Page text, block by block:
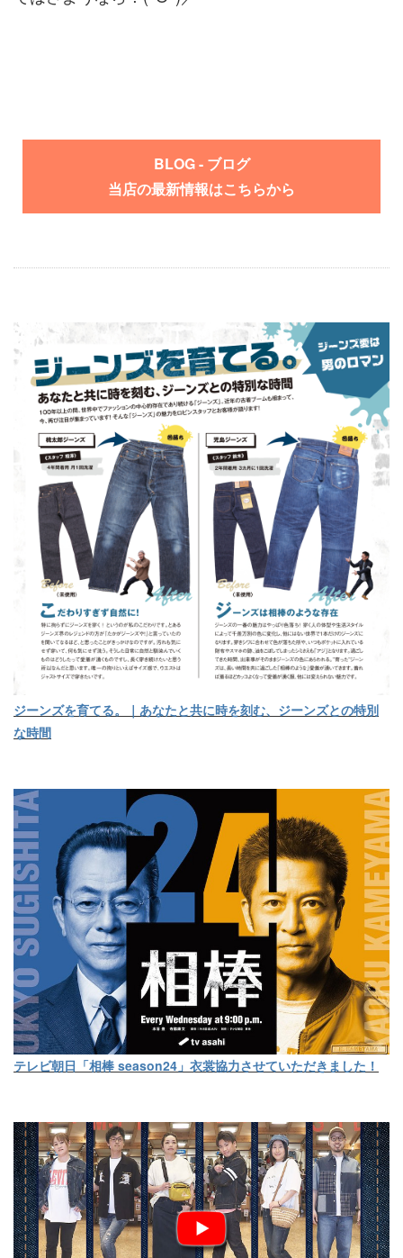
BLOG - ブログ
当店の最新情報はこちらから
ジーンズを育てる。｜あなたと共に時を刻む、ジーンズとの特別
な時間
テレビ朝日「相棒 season24」衣裳協力させていただきました！